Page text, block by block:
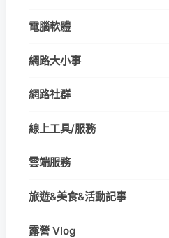
電腦軟體
網路大小事
網路社群
線上工具/服務
雲端服務
旅遊&美食&活動記事
露營 Vlog